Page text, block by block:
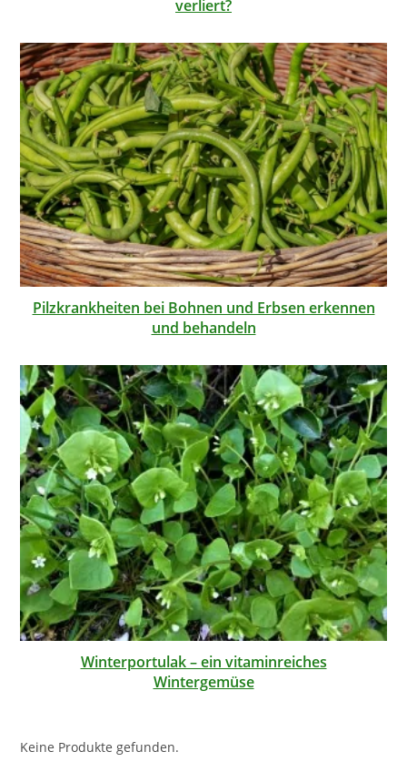
verliert?
Pilzkrankheiten bei Bohnen und Erbsen erkennen
und behandeln
Winterportulak – ein vitaminreiches
Wintergemüse
Keine Produkte gefunden.